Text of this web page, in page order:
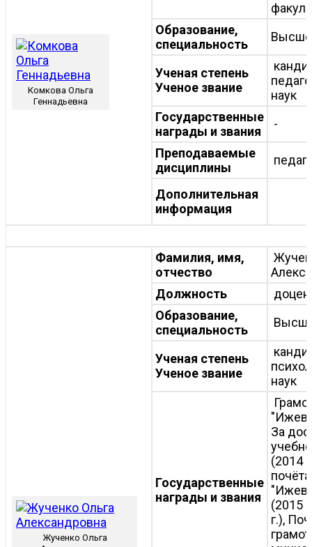
Комкова Ольга
Геннадьевна
Образование,
специальность
Ученая степень
Ученое звание
наук
Государственные
награды и звания
-
Преподаваемые
дисциплины
Дополнительная
информация
Жученко Ольга
Фамилия, имя,
отчество
Должность
Образование,
специальность
Ученая степень
Ученое звание
наук
Государственные
награды и звания
За
(2014
(2015
г.),